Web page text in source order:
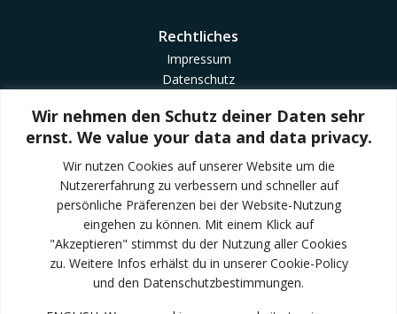
Wir nehmen den Schutz deiner Daten sehr
ernst. We value your data and data privacy.
Wir nutzen Cookies auf unserer Website um die
Nutzererfahrung zu verbessern und schneller auf
persönliche Präferenzen bei der Website-Nutzung
eingehen zu können. Mit einem Klick auf
"Akzeptieren" stimmst du der Nutzung aller Cookies
zu. Weitere Infos erhälst du in unserer Cookie-Policy
und den Datenschutzbestimmungen.
Rechtliches
Impressum
Datenschutz
Geschäftsbedingungen
AGB CheckMyTrailer
Quick Links
Trailondo Mobility
Trailondo Enterprise
TraciQ IOT
Kontakt